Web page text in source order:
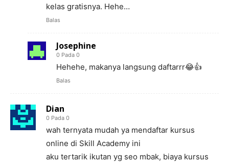
kelas gratisnya. Hehe…
Balas
Josephine
0 Pada 0
Hehehe, makanya langsung daftarrr😂👍
Balas
Dian
0 Pada 0
wah ternyata mudah ya mendaftar kursus
online di Skill Academy ini
aku tertarik ikutan yg seo mbak, biaya kursus